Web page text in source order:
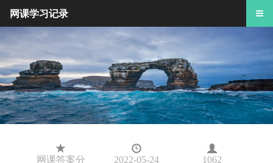
网课答案分
2022-05-24
1062
网课学习记录